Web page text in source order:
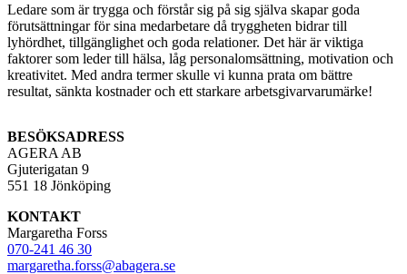
Ledare som är trygga och förstår sig på sig själva skapar goda
förutsättningar för sina medarbetare då tryggheten bidrar till
lyhördhet, tillgänglighet och goda relationer. Det här är viktiga
faktorer som leder till hälsa, låg personalomsättning, motivation och
kreativitet. Med andra termer skulle vi kunna prata om bättre
resultat, sänkta kostnader och ett starkare arbetsgivarvarumärke!
BESÖKSADRESS
AGERA AB
Gjuterigatan 9
551 18 Jönköping
KONTAKT
Margaretha Forss
070-241 46 30
margaretha.forss@abagera.se